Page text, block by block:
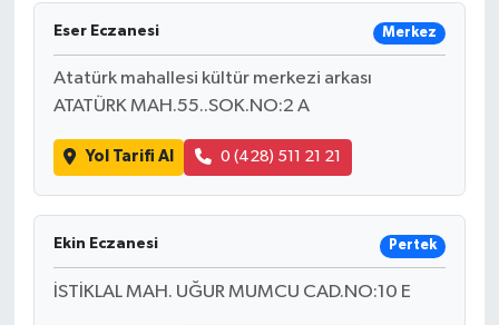
Eser Eczanesi Merkez
Atatürk mahallesi kültür merkezi arkası
ATATÜRK MAH.55..SOK.NO:2 A
Yol Tarifi Al 0 (428) 511 21 21
Ekin Eczanesi Pertek
İSTİKLAL MAH. UĞUR MUMCU CAD.NO:10 E